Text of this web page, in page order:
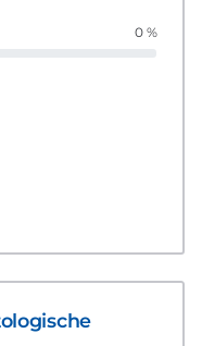
von Haustieren
0 %